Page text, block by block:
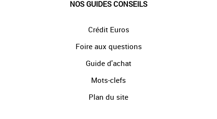
NOS GUIDES CONSEILS
Crédit Euros
Foire aux questions
Guide d'achat
Mots-clefs
Plan du site